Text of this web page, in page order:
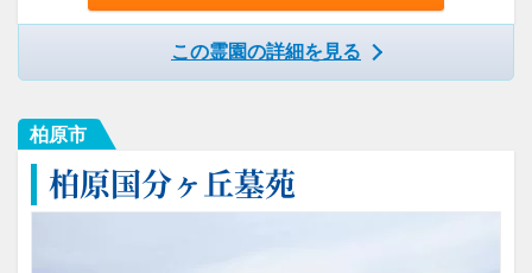
この霊園の詳細を見る
柏原市
柏原国分ヶ丘墓苑